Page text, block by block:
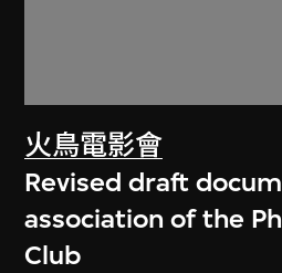
火鳥電影會
Revised draft
association of the
Club